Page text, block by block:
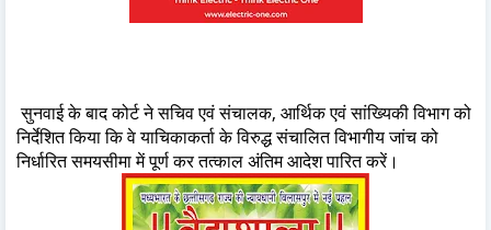
सुनवाई के बाद कोर्ट ने सचिव एवं संचालक, आर्थिक एवं सांख्यिकी विभाग को
निर्देशित किया कि वे याचिकाकर्ता के विरुद्ध संचालित विभागीय जांच को
निर्धारित समयसीमा में पूर्ण कर तत्काल अंतिम आदेश पारित करें।